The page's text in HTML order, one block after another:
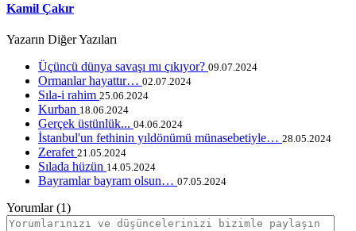
Kamil Çakır
Yazarın Diğer Yazıları
​Üçüncü dünya savaşı mı çıkıyor? 09.07.2024
Ormanlar hayattır… 02.07.2024
​Sıla-i rahim 25.06.2024
Kurban 18.06.2024
Gerçek üstünlük... 04.06.2024
​İstanbul'un fethinin yıldönümü münasebetiyle… 28.05.2024
Zerafet 21.05.2024
Sılada hüzün 14.05.2024
​Bayramlar bayram olsun… 07.05.2024
Yorumlar (1)